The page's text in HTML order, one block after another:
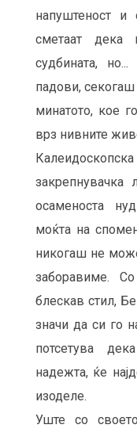
напуштеност и
сметаат дека
судбината,
падови,
минатото, кое
врз нивните
закрепнувачка
осаменоста
моќта на
никогаш не
заборавиме.
блескав стил,
значи да си го
потсетува
надежта, ќе
изоделе.
Уште со